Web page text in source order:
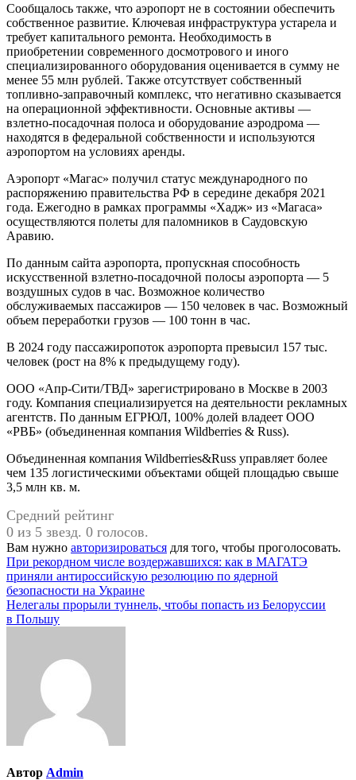
Сообщалось также, что аэропорт не в состоянии обеспечить
собственное развитие. Ключевая инфраструктура устарела и
требует капитального ремонта. Необходимость в
приобретении современного досмотрового и иного
специализированного оборудования оценивается в сумму не
менее 55 млн рублей. Также отсутствует собственный
топливно-заправочный комплекс, что негативно сказывается
на операционной эффективности. Основные активы —
взлетно-посадочная полоса и оборудование аэродрома —
находятся в федеральной собственности и используются
аэропортом на условиях аренды.
Аэропорт «Магас» получил статус международного по
распоряжению правительства РФ в середине декабря 2021
года. Ежегодно в рамках программы «Хадж» из «Магаса»
осуществляются полеты для паломников в Саудовскую
Аравию.
По данным сайта аэропорта, пропускная способность
искусственной взлетно-посадочной полосы аэропорта — 5
воздушных судов в час. Возможное количество
обслуживаемых пассажиров — 150 человек в час. Возможный
объем переработки грузов — 100 тонн в час.
В 2024 году пассажиропоток аэропорта превысил 157 тыс.
человек (рост на 8% к предыдущему году).
ООО «Апр-Сити/ТВД» зарегистрировано в Москве в 2003
году. Компания специализируется на деятельности рекламных
агентств. По данным ЕГРЮЛ, 100% долей владеет ООО
«РВБ» (объединенная компания Wildberries & Russ).
Объединенная компания Wildberries&Russ управляет более
чем 135 логистическими объектами общей площадью свыше
3,5 млн кв. м.
Средний рейтинг
0 из 5 звезд. 0 голосов.
Вам нужно авторизироваться для того, чтобы проголосовать.
Навигация
по
записям
При рекордном числе воздержавшихся: как в МАГАТЭ
приняли антироссийскую резолюцию по ядерной
безопасности на Украине
Нелегалы прорыли туннель, чтобы попасть из Белоруссии
в Польшу
Автор Admin